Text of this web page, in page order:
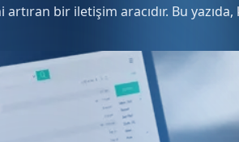
bir iletişim aracıdır. Bu